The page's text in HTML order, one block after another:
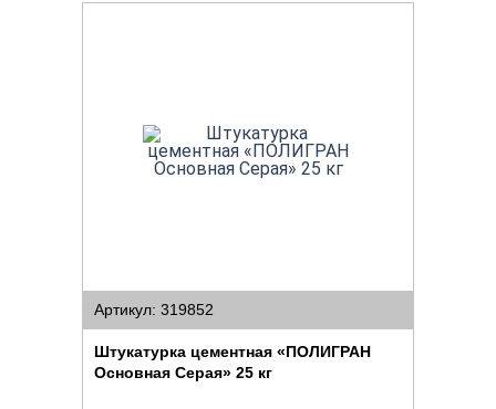
Артикул: 319852
Штукатурка цементная «ПОЛИГРАН
Основная Серая» 25 кг